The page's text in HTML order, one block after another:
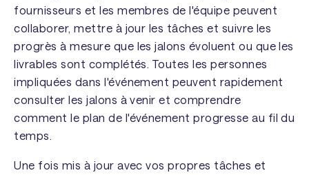
fournisseurs et les membres de l'équipe peuvent
collaborer, mettre à jour les tâches et suivre les
progrès à mesure que les jalons évoluent ou que les
livrables sont complétés. Toutes les personnes
impliquées dans l'événement peuvent rapidement
consulter les jalons à venir et comprendre
comment le plan de l'événement progresse au fil du
temps.
Une fois mis à jour avec vos propres tâches et